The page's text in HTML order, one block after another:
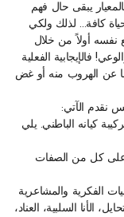
يبقى حال فهم
كافة… لذلك ولكي
نفسه أولاً من خلال
فالإيجابية الفعلية
عن الهروب منه أو غض
نقدم الآتي:
كيانه الباطني. يلي
كل من الصفات
الفكرية والمشاعرية
الأنا السلبية، العناد،